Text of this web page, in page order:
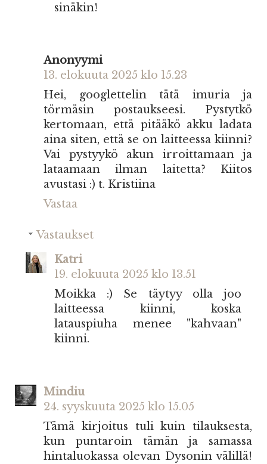
sinäkin!
Anonyymi
13. elokuuta 2025 klo 15.23
Hei, googlettelin tätä imuria ja
törmäsin postaukseesi. Pystytkö
kertomaan, että pitääkö akku ladata
aina siten, että se on laitteessa kiinni?
Vai pystyykö akun irroittamaan ja
lataamaan ilman laitetta? Kiitos
avustasi :) t. Kristiina
Vastaa
Vastaukset
Katri
19. elokuuta 2025 klo 13.51
Moikka :) Se täytyy olla joo
laitteessa kiinni, koska
latauspiuha menee "kahvaan"
kiinni.
Mindiu
24. syyskuuta 2025 klo 15.05
Tämä kirjoitus tuli kuin tilauksesta,
kun puntaroin tämän ja samassa
hintaluokassa olevan Dysonin välillä!